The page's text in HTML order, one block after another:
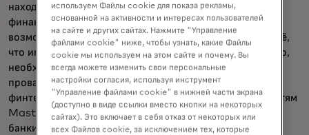
находится в руках банков и финтех-компаний. Эти
финансовые учреждения предоставляют потребителям
возможность делать банки, брать займы и покупать всё,
что им нужно. Чтобы эти сервисы работали безупречно,
необходимо много связей между Mastercard и такими
провайдерами, как i2c. Через нашу платформу банки и
финтех-компании могут получить доступ к возможностям
Mastercard — таким как цифровизация, открытый
банкинг и API — чтобы расширить эти услуги своим
используем Файлы cookie для показа рекламы,
основанной на активности и интересах пользователей
на сайте и других сайтах. Нажмите "Управление
файлами cookie" ниже, чтобы узнать, какие Файлы
cookie мы используем на этом сайте и почему. Вы
всегда можете изменить свои персональные
настройки согласия, используя инструмент
"Управление файлами cookie" в нижней части экрана
(доступно в виде ссылки вместо кнопки на некоторых
сайтах). Это включает в себя отказ от некоторых или
всех Файлов cookie, за исключением тех, которые